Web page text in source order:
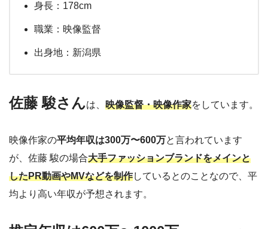
身長：178cm
職業：映像監督
出身地：新潟県
佐藤 駿さんは、 映像監督・映像作家をしています。
映像作家の平均年収は300万〜600万と言われています
が、佐藤 駿の場合大手ファッションブランドをメインと
したPR動画やMVなどを制作しているとのことなので、平
均より高い年収が予想されます。